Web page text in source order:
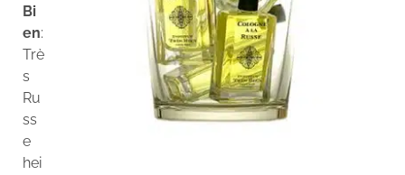
Bi
en:
Trè
s
Ru
ss
e
hei